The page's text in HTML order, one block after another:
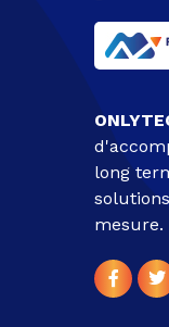
long
mesure.